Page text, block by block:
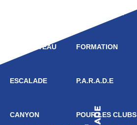
HAUT NIVEAU
ESCALADE
CANYON
FORMATION
P.A.R.A.D.E
POUR LES CLUBS